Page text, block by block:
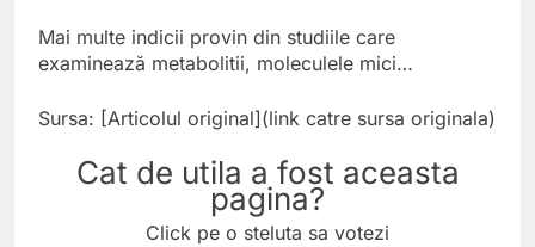
Mai multe indicii provin din studiile care
examinează metabolitii, moleculele mici…
Sursa: [Articolul original](link catre sursa originala)
Cat de utila a fost aceasta
pagina?
Click pe o steluta sa votezi